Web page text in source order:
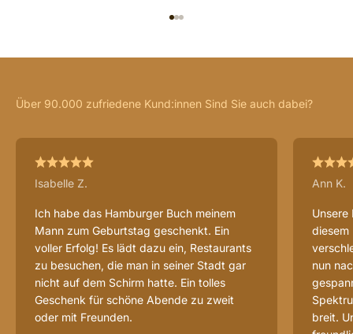
Isabelle Z.
Ich habe das Hamburger Buch meinem
Mann zum Geburtstag geschenkt. Ein
voller Erfolg! Es lädt dazu ein, Restaurants
zu besuchen, die man in seiner Stadt gar
nicht auf dem Schirm hatte. Ein tolles
Geschenk für schöne Abende zu zweit
oder mit Freunden.
Ann K.
diesem
nun
breit.